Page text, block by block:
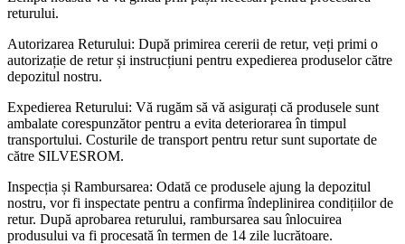
returului.
Autorizarea Returului: După primirea cererii de retur, veți primi o
autorizație de retur și instrucțiuni pentru expedierea produselor către
depozitul nostru.
Expedierea Returului: Vă rugăm să vă asigurați că produsele sunt
ambalate corespunzător pentru a evita deteriorarea în timpul
transportului. Costurile de transport pentru retur sunt suportate de
către SILVESROM.
Inspecția și Rambursarea: Odată ce produsele ajung la depozitul
nostru, vor fi inspectate pentru a confirma îndeplinirea condițiilor de
retur. După aprobarea returului, rambursarea sau înlocuirea
produsului va fi procesată în termen de 14 zile lucrătoare.